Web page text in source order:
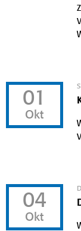
01
Okt
04
Okt